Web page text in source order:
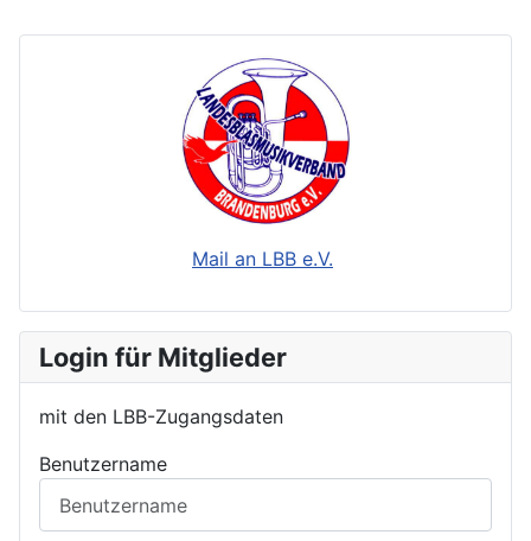
Mail an LBB e.V.
Login für Mitglieder
mit den LBB-Zugangsdaten
Benutzername